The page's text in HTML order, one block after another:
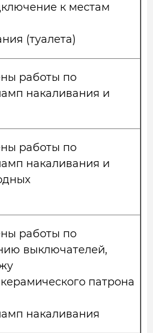
к местам
(туалета)
работы по
накаливания и
работы по
накаливания и
работы по
выключателей,
патрона
накаливания